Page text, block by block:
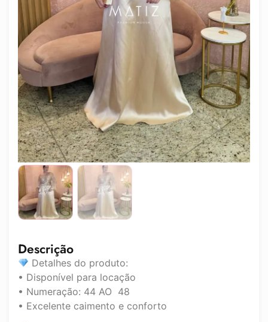
Descrição
Detalhes do produto:
• Disponível para locação
• Numeração: 44 AO 48
• Excelente caimento e conforto